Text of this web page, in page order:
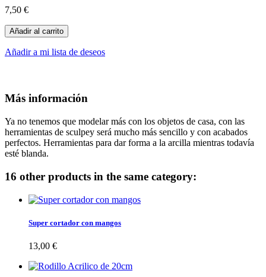
7,50 €
Añadir al carrito
Añadir a mi lista de deseos
Más información
Ya no tenemos que modelar más con los objetos de casa, con las
herramientas de sculpey será mucho más sencillo y con acabados
perfectos. Herramientas para dar forma a la arcilla mientras todavía
esté blanda.
16 other products in the same category:
Super cortador con mangos
13,00 €